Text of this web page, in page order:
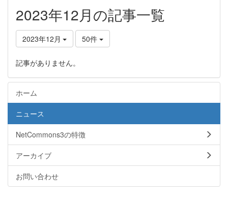
2023年12月の記事一覧
2023年12月 50件
記事がありません。
ホーム
ニュース
NetCommons3の特徴
アーカイブ
お問い合わせ